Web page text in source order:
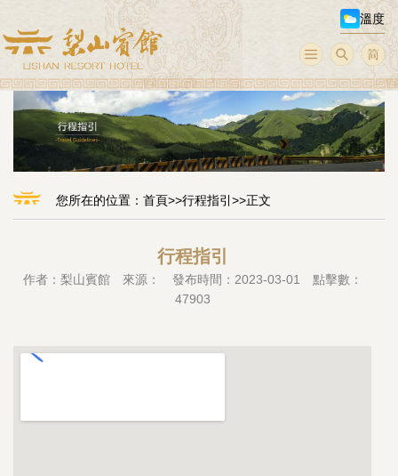
溫度
您所在的位置： 首頁>>行程指引>>正文
行程指引
作者：梨山賓館 來源： 發布時間：2023-03-01 點擊數：
47903